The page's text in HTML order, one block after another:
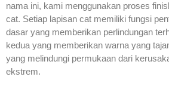
nama ini, kami menggunakan proses
cat. Setiap lapisan cat memiliki fungsi
dasar yang memberikan perlindungan
kedua yang memberikan warna yang
yang melindungi permukaan dari
ekstrem.